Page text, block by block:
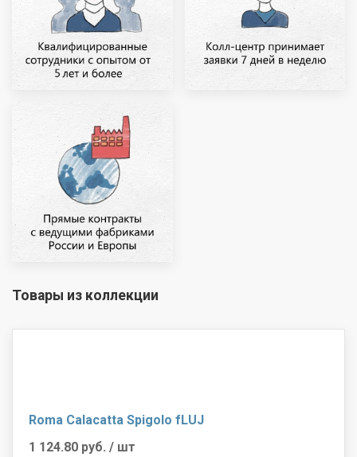
Товары из коллекции
Roma Calacatta Spigolo fLUJ
1 124.80 руб. / шт